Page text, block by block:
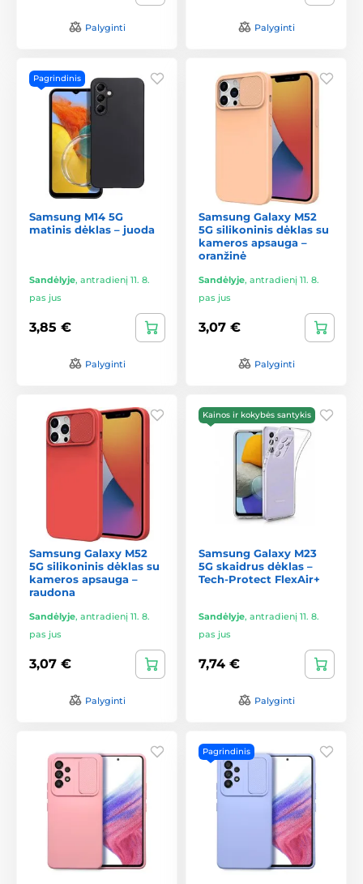
Palyginti Palyginti
Pagrindinis
Samsung M14 5G
matinis dėklas – juoda
Sandėlyje, antradienį 11. 8.
pas jus
3,85 €
Palyginti
Samsung Galaxy M52
5G silikoninis dėklas su
kameros apsauga –
oranžinė
Sandėlyje, antradienį 11. 8.
pas jus
3,07 €
Palyginti
Samsung Galaxy M52
5G silikoninis dėklas su
kameros apsauga –
raudona
Sandėlyje, antradienį 11. 8.
pas jus
3,07 €
Palyginti
Kainos ir kokybės santykis
Samsung Galaxy M23
5G skaidrus dėklas –
Tech-Protect FlexAir+
Sandėlyje, antradienį 11. 8.
pas jus
7,74 €
Palyginti
Pagrindinis